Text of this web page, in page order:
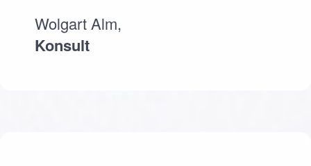
Wolgart Alm,
Konsult